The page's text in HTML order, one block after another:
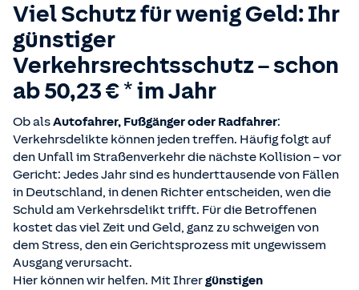
Viel Schutz für wenig Geld: Ihr
günstiger
Verkehrsrechtsschutz – schon
ab50,23 € *im Jahr
Ob alsAutofahrer, Fußgänger oder Radfahrer:
Verkehrsdelikte können jeden treffen. Häufig folgt auf
den Unfall im Straßenverkehr die nächste Kollision – vor
Gericht: Jedes Jahr sind es hunderttausende von Fällen
in Deutschland, in denen Richter entscheiden, wen die
Schuld am Verkehrsdelikt trifft. Für die Betroffenen
kostet das viel Zeit und Geld, ganz zu schweigen von
dem Stress, den ein Gerichtsprozess mit ungewissem
Ausgang verursacht.
Hier können wir helfen. Mit Ihrergünstigen